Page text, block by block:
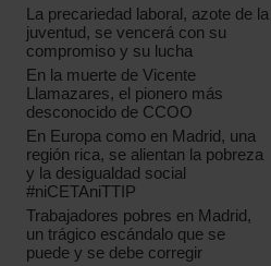
La precariedad laboral, azote de la
juventud, se vencerá con su
compromiso y su lucha
En la muerte de Vicente
Llamazares, el pionero más
desconocido de CCOO
En Europa como en Madrid, una
región rica, se alientan la pobreza
y la desigualdad social
#niCETAniTTIP
Trabajadores pobres en Madrid,
un trágico escándalo que se
puede y se debe corregir